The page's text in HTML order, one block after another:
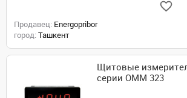
Продавец: Energopribor
город: Ташкент
Щитовые
серии OMM 323